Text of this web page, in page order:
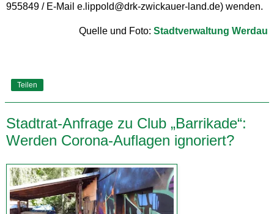
955849 / E-Mail e.lippold@drk-zwickauer-land.de) wenden.
Quelle und Foto: Stadtverwaltung Werdau
Teilen
Stadtrat-Anfrage zu Club „Barrikade“:
Werden Corona-Auflagen ignoriert?